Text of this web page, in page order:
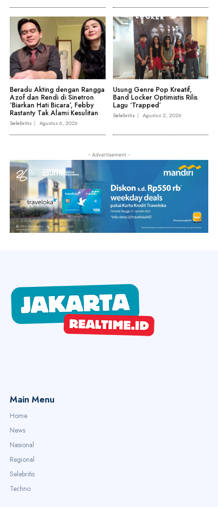
Beradu Akting dengan Rangga
Azof dan Rendi di Sinetron
‘Biarkan Hati Bicara’, Febby
Rastanty Tak Alami Kesulitan
Selebritis Agustus 6, 2026
Usung Genre Pop Kreatif,
Band Locker Optimistis Rilis
Lagu ‘Trapped’
Selebritis Agustus 2, 2026
- Advertisement -
Main Menu
Home
News
Nasional
Regional
Selebritis
Techno